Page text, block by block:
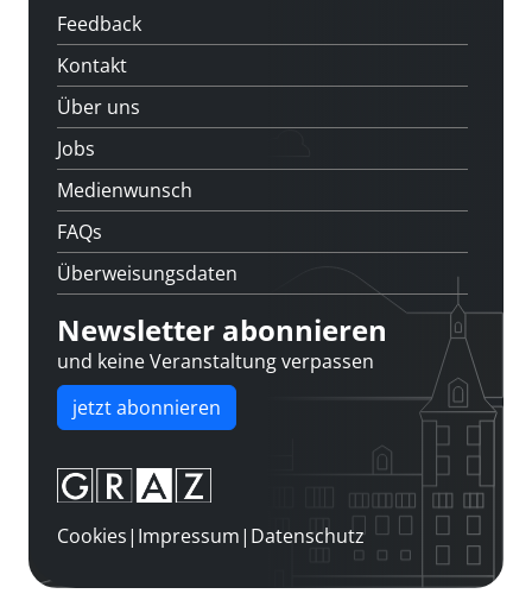
Feedback
Kontakt
Über uns
Jobs
Medienwunsch
FAQs
Überweisungsdaten
Newsletter abonnieren
und keine Veranstaltung verpassen
jetzt abonnieren
Cookies| Impressum| Datenschutz